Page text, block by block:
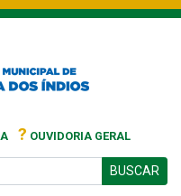
? OUVIDORIA GERAL
BUSCAR